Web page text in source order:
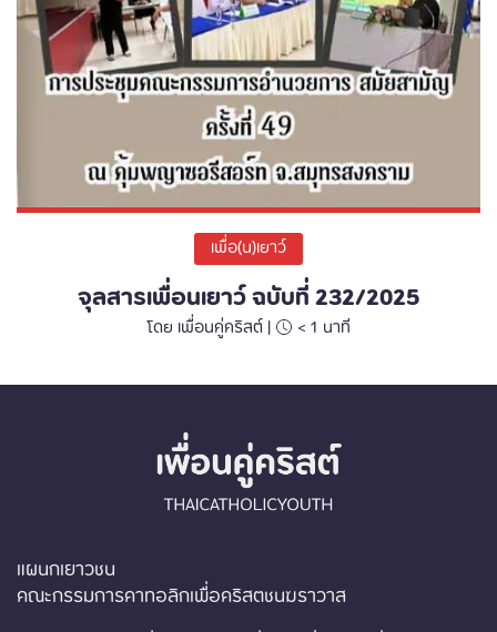
เพื่อ(น)เยาว์
จุลสารเพื่อนเยาว์ ฉบับที่ 232/2025
โดย เพื่อนคู่คริสต์ | < 1 นาที
แผนกเยาวชน
คณะกรรมการคาทอลิกเพื่อคริสตชนฆราวาส